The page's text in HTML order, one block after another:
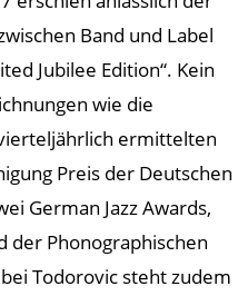
Band und Label
Jubilee Edition“. Kein
wie die
ermittelten
Preis der Deutschen
German Jazz Awards,
der Phonographischen
Todorovic steht zudem